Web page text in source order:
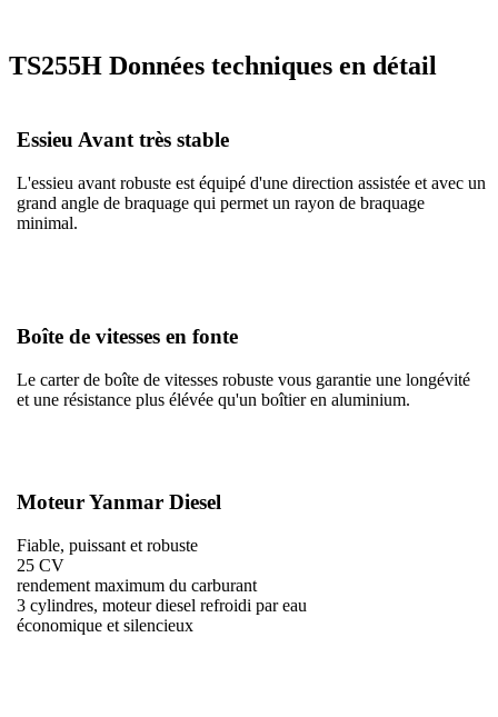
TS255H Données techniques en détail
Essieu Avant très stable
L'essieu avant robuste est équipé d'une direction assistée et avec un
grand angle de braquage qui permet un rayon de braquage
minimal.
Boîte de vitesses en fonte
Le carter de boîte de vitesses robuste vous garantie une longévité
et une résistance plus élévée qu'un boîtier en aluminium.
Moteur Yanmar Diesel
Fiable, puissant et robuste
25 CV
rendement maximum du carburant
3 cylindres, moteur diesel refroidi par eau
économique et silencieux